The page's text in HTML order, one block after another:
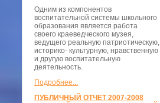
Одним из компонентов
воспитательной системы школьного
образования является работа
своего краеведческого музея,
ведущего реальную патриотическую,
историко- культурную, нравственную
и другую воспитательную
деятельность.
Подробнее...
ПУБЛИЧНЫЙ ОТЧЕТ 2007-2008